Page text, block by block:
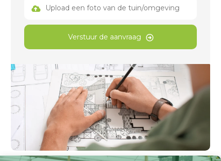
Upload een foto van de tuin/omgeving
Verstuur de aanvraag